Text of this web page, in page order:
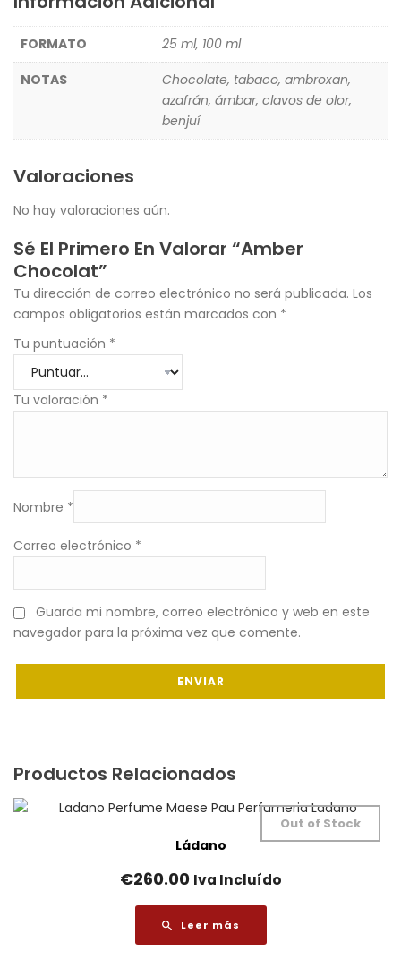
FORMATO
25 ml, 100 ml
NOTAS
Chocolate, tabaco, ambroxan,
azafrán, ámbar, clavos de olor,
benjuí
Valoraciones
No hay valoraciones aún.
Sé El Primero En Valorar “Amber
Chocolat”
Tu dirección de correo electrónico no será publicada. Los
campos obligatorios están marcados con *
Tu puntuación *
Tu valoración *
Nombre *
Correo electrónico *
Guarda mi nombre, correo electrónico y web en este
navegador para la próxima vez que comente.
Productos Relacionados
Ládano
Out of Stock
€260.00 Iva Incluído
Leer más